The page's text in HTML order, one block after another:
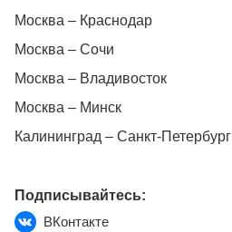
Москва – Краснодар
Москва – Сочи
Москва – Владивосток
Москва – Минск
Калининград – Санкт-Петербург
Подписывайтесь:
ВКонтакте